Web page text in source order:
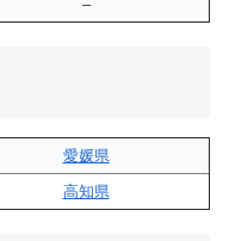
–
愛媛県
高知県